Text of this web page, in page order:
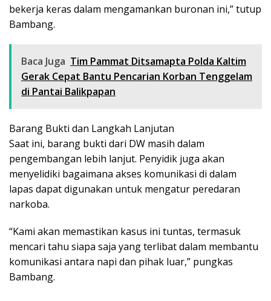
bekerja keras dalam mengamankan buronan ini,” tutup
Bambang.
Baca Juga Tim Pammat Ditsamapta Polda Kaltim
Gerak Cepat Bantu Pencarian Korban Tenggelam
di Pantai Balikpapan
Barang Bukti dan Langkah Lanjutan
Saat ini, barang bukti dari DW masih dalam
pengembangan lebih lanjut. Penyidik juga akan
menyelidiki bagaimana akses komunikasi di dalam
lapas dapat digunakan untuk mengatur peredaran
narkoba.
“Kami akan memastikan kasus ini tuntas, termasuk
mencari tahu siapa saja yang terlibat dalam membantu
komunikasi antara napi dan pihak luar,” pungkas
Bambang.